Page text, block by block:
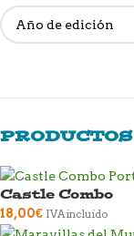
PRODUCTOS
Castle Combo
18,00€ IVA incluido